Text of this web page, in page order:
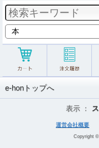
e-honトップへ
表示 ：
運営会社概要
Copyright